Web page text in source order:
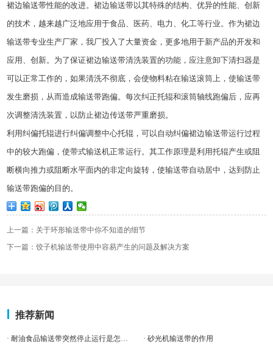
裙边输送带性能的改进。裙边输送带以其特殊的结构、优异的性能、创新
的技术，越来越广泛地应用于食品、医药、电力、化工等行业。作为裙边
输送带专业生产厂家，我厂投入了大量资金，更多地用于新产品的开发和
应用、创新。为了保证裙边输送带清洗装置的功能，应注意卸下清扫器是
可以正常工作的，如果清洗不彻底，会使物料粘在输送滚筒上，使输送带
发生磨损，从而造成输送带跑偏。每次纠正托辊和滚筒轴线跑偏后，应再
次调整清洗装置，以防止裙边传送带严重磨损。
利用纠偏托辊进行纠偏调整中心托辊，可以自动纠偏裙边输送带运行过程
中的较大跑偏，使带式输送机正常运行。其工作原理是利用托辊产生或阻
断横向推力或阻断水平面内的非定向旋转，使输送带自动居中，达到防止
输送带跑偏的目的。
上一篇：关于环形输送带中你不知道的细节
下一篇：饺子机输送带使用中容易产生的问题及解决方案
推荐新闻
· 耐油食品输送带突然停止运行是怎么回事 · 砂光机输送带的作用